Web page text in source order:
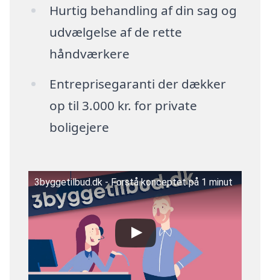
Hurtig behandling af din sag og
udvælgelse af de rette
håndværkere
Entreprisegaranti der dækker
op til 3.000 kr. for private
boligejere
3byggetilbud.dk - Forstå konceptet på 1 minut